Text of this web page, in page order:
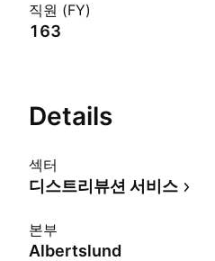
직원 (FY)
163
Details
섹터
디스트리뷰션 서비스
본부
Albertslund